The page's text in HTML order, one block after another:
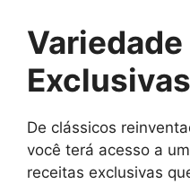
Exclusivas
De clássicos
você terá acesso a
receitas exclusivas